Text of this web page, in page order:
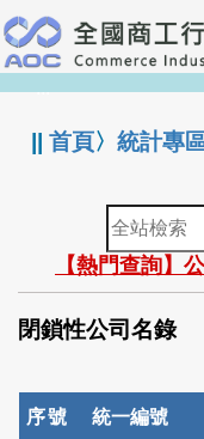
跳
到
主
要
:::
||首頁〉統計專
全
站
檢
索
【熱門查詢】
閉鎖性公司名錄
序號 統一編號